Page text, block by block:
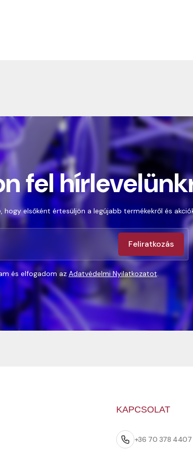
fel
hogy elsőként értesüljön a legújabb termékekről és
Feliratkozás
és elfogadom azAdatvédelmi Nyilatkozatot.
KAPCSOLAT
+36 70 378 4407